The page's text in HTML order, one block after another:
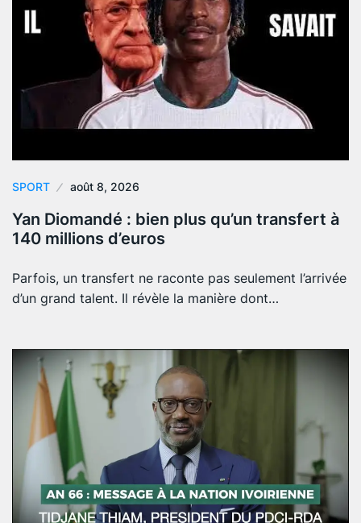
SPORT août 8, 2026
Yan Diomandé : bien plus qu’un transfert à
140 millions d’euros
Parfois, un transfert ne raconte pas seulement l’arrivée
d’un grand talent. Il révèle la manière dont…